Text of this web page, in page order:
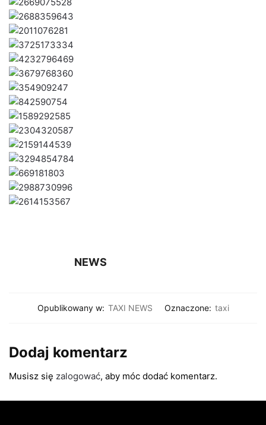
NEWS
Opublikowany w: TAXI NEWS Oznaczone: taxi
Dodaj komentarz
Musisz się zalogować, aby móc dodać komentarz.